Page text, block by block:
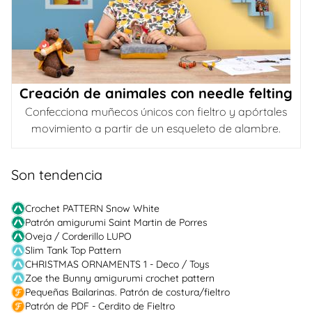
Creación de animales con needle felting
Confecciona muñecos únicos con fieltro y apórtales
movimiento a partir de un esqueleto de alambre.
Son tendencia
Crochet PATTERN Snow White
Patrón amigurumi Saint Martin de Porres
Oveja / Corderillo LUPO
Slim Tank Top Pattern
CHRISTMAS ORNAMENTS 1 - Deco / Toys
Zoe the Bunny amigurumi crochet pattern
Pequeñas Bailarinas. Patrón de costura/fieltro
Patrón de PDF - Cerdito de Fieltro